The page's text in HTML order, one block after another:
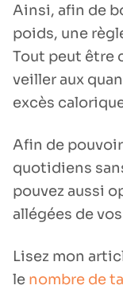
Ainsi, afin de
poids, une
Tout peut être
veiller aux
excès
Afin de
quotidiens
pouvez aussi
allégées de
Lisez mon
le nombre de